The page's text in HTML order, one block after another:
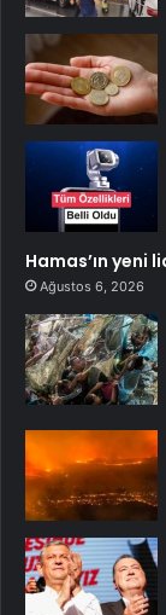
Hamas’ın yeni
Ağustos 6, 2026